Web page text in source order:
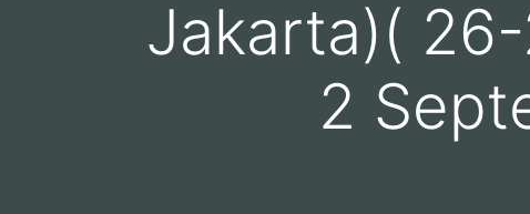
Jakarta)(
2